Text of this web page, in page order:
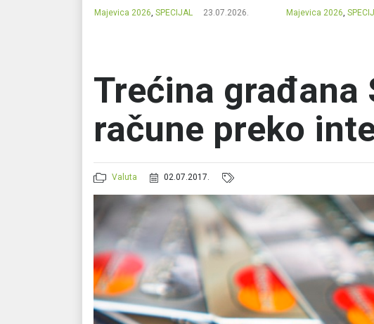
Majevica 2026, SPECIJAL 23.07.2026. Majevica 2026,
Trećina građana
račune preko
Valuta 02.07.2017.